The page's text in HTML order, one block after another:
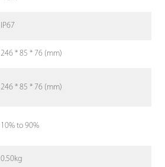
IP67
246 * 85 * 76 (mm)
246 * 85 * 76 (mm)
10% to 90%
0.50kg